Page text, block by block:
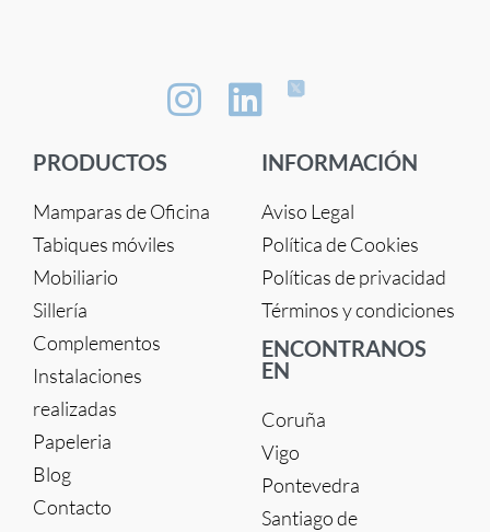
PRODUCTOS
Mamparas de Oficina
Tabiques móviles
Mobiliario
Sillería
Complementos
Instalaciones
realizadas
Papeleria
Blog
Contacto
INFORMACIÓN
Aviso Legal
Política de Cookies
Políticas de privacidad
Términos y condiciones
ENCONTRANOS
EN
Coruña
Vigo
Pontevedra
Santiago de